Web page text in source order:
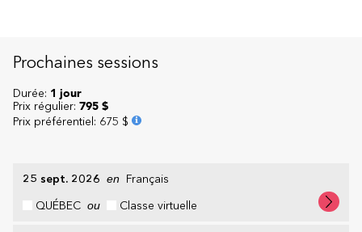
Prochaines sessions
25 sept. 2026 en
Français
QUÉBEC ou Classe virtuelle
Durée: 1 jour
Prix régulier: 795 $
Prix préférentiel : 675 $